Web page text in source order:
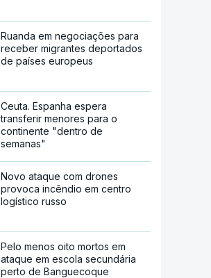
Ruanda em negociações para
receber migrantes deportados
de países europeus
Ceuta. Espanha espera
transferir menores para o
continente "dentro de
semanas"
Novo ataque com drones
provoca incêndio em centro
logístico russo
Pelo menos oito mortos em
ataque em escola secundária
perto de Banguecoque